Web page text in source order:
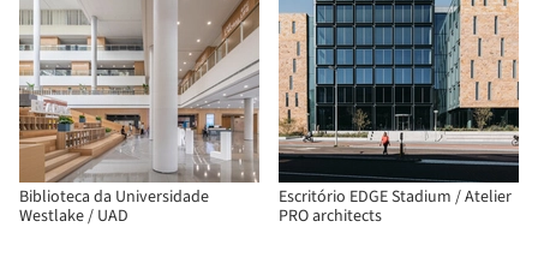
Biblioteca da Universidade
Westlake / UAD
Escritório EDGE Stadium / Atelier
PRO architects